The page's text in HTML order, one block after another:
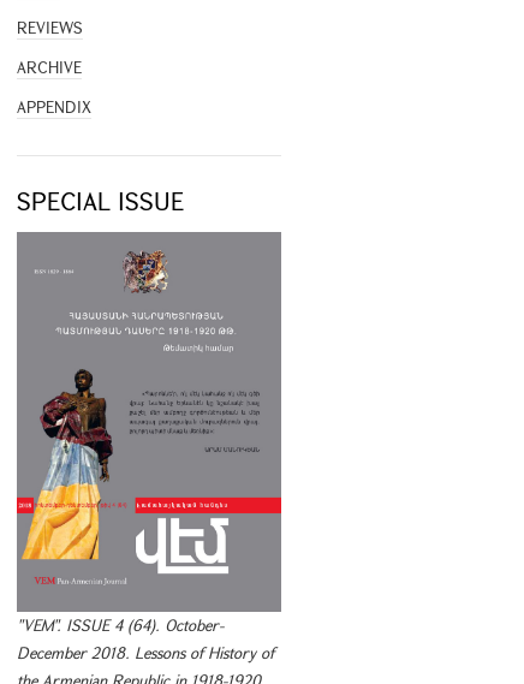
REVIEWS
ARCHIVE
APPENDIX
SPECIAL ISSUE
"VEM". ISSUE 4 (64). October-
December 2018. Lessons of History of